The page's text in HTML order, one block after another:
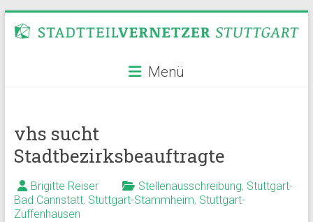
Inhalt
Stadtteilvernetzer
Menü
vhs sucht
Stadtbezirksbeauftragte
Brigitte Reiser Stellenausschreibung, Stuttgart-
Bad Cannstatt, Stuttgart-Stammheim, Stuttgart-
Zuffenhausen